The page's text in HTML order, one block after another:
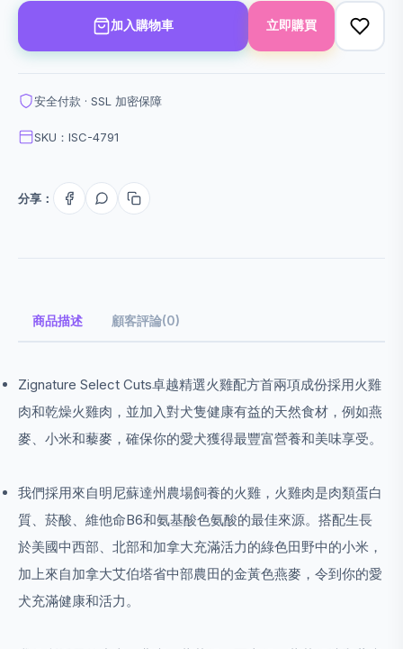
加入購物車 立即購買
安全付款 · SSL 加密保障
SKU：ISC-4791
分享：
商品描述 顧客評論(0)
Zignature Select Cuts卓越精選火雞配方首兩項成份採用火雞
肉和乾燥火雞肉，並加入對犬隻健康有益的天然食材，例如燕
麥、小米和藜麥，確保你的愛犬獲得最豐富營養和美味享受。
我們採用來自明尼蘇達州農場飼養的火雞，火雞肉是肉類蛋白
質、菸酸、維他命B6和氨基酸色氨酸的最佳來源。搭配生長
於美國中西部、北部和加拿大充滿活力的綠色田野中的小米，
加上來自加拿大艾伯塔省中部農田的金黃色燕麥，令到你的愛
犬充滿健康和活力。